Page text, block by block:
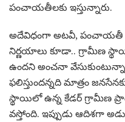
పంచాయ‌తీల‌కు ఇస్తున్నారు.
అదేవిధంగా అట‌వీ, పంచాయ‌తీ
నిర్ణ‌యాలు కూడా.. గ్రామీణ
ఉంద‌ని అంచ‌నా
ఫ‌లిస్తుంద‌న్న‌ది మాత్రం
స్థాయిలో ఉన్న కేడ‌ర్ గ్రామీణ
వ‌స్తోంది. ఇప్పుడు ఆదిశగా